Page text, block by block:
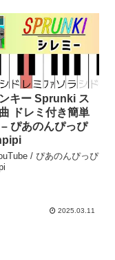
キー Sprunki ス
ドレミ付き簡単
– ぴあのんぴっぴ
/ ぴあのんぴっぴ
2025.03.11